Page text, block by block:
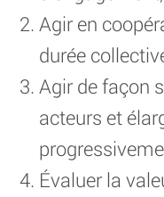
Agir en
durée
Agir de façon
acteurs et
Évaluer la